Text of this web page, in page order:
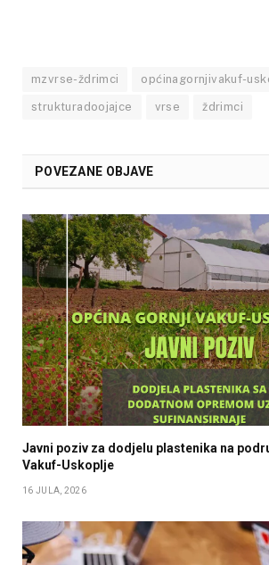
mzvrse-ždrimci općinagornjivakuf-
strukturadoojajce vrse ždrimci
POVEZANE OBJAVE
Javni poziv za dodjelu plastenika na
Vakuf-Uskoplje
16 JULA, 2026